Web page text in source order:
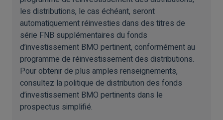
les distributions, le cas échéant, seront
automatiquement réinvesties dans des titres de
série FNB supplémentaires du fonds
d’investissement BMO pertinent, conformément au
programme de réinvestissement des distributions.
Pour obtenir de plus amples renseignements,
consultez la politique de distribution des fonds
d’investissement BMO pertinents dans le
prospectus simplifié.